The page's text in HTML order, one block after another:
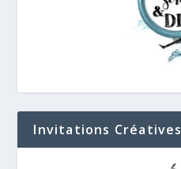
Invitations Créatives